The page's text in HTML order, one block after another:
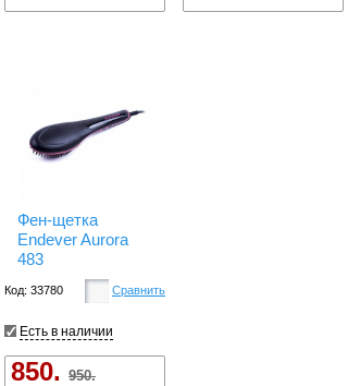
Фен-щетка
Endever Aurora
483
Код: 33780 Сравнить
Есть в наличии
850. 950.